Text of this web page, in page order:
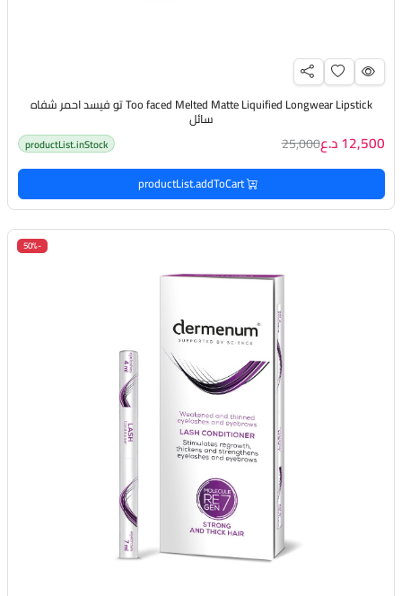
Too faced Melted Matte Liquified Longwear Lipstick تو فيسد احمر شفاه
سائل
12,500 د.ع 25,000
productList.inStock
productList.addToCart
-50%